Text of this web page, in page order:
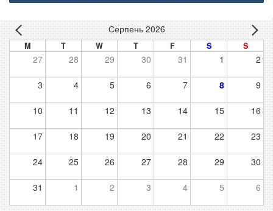
Серпень 2026
M T W T F S S
27 28 29 30 31 1 2
3 4 5 6 7 8 9
10 11 12 13 14 15 16
17 18 19 20 21 22 23
24 25 26 27 28 29 30
31 1 2 3 4 5 6